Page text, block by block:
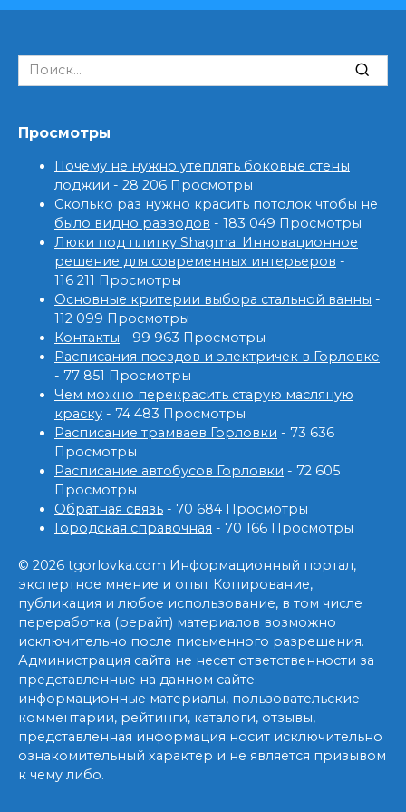
Search
for:
Просмотры
Почему не нужно утеплять боковые стены
лоджии - 28 206 Просмотры
Сколько раз нужно красить потолок чтобы не
было видно разводов - 183 049 Просмотры
Люки под плитку Shagma: Инновационное
решение для современных интерьеров -
116 211 Просмотры
Основные критерии выбора стальной ванны -
112 099 Просмотры
Контакты - 99 963 Просмотры
Расписания поездов и электричек в Горловке
- 77 851 Просмотры
Чем можно перекрасить старую масляную
краску - 74 483 Просмотры
Расписание трамваев Горловки - 73 636
Просмотры
Расписание автобусов Горловки - 72 605
Просмотры
Обратная связь - 70 684 Просмотры
Городская справочная - 70 166 Просмотры
© 2026 tgorlovka.com Информационный портал,
экспертное мнение и опыт Копирование,
публикация и любое использование, в том числе
переработка (рерайт) материалов возможно
исключительно после письменного разрешения.
Администрация сайта не несет ответственности за
представленные на данном сайте:
информационные материалы, пользовательские
комментарии, рейтинги, каталоги, отзывы,
представленная информация носит исключительно
ознакомительный характер и не является призывом
к чему либо.